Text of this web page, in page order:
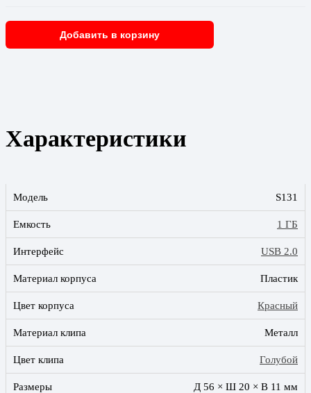
Добавить в корзину
Характеристики
Модель S131
Емкость 1 ГБ
Интерфейс USB 2.0
Материал корпуса Пластик
Цвет корпуса Красный
Материал клипа Металл
Цвет клипа Голубой
Размеры Д 56 × Ш 20 × В 11 мм